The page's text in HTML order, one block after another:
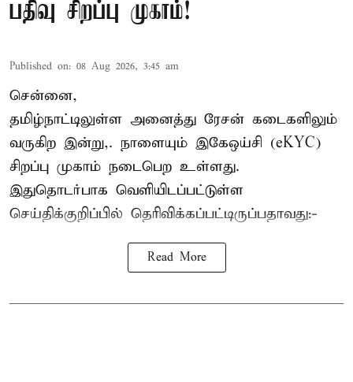
பதிவு சிறப்பு முகாம்!
Published on: 08 Aug 2026, 3:45 am
சென்னை,
தமிழ்நாட்டிலுள்ள அனைத்து ரேசன் கடைகளிலும்
வருகிற இன்று,. நாளையும் இகேஒய்சி (eKYC)
சிறப்பு முகாம் நடைபெற உள்ளது.
இதுதொடர்பாக வெளியிடப்பட்டுள்ள
செய்திக்குறிப்பில் தெரிவிக்கப்பட்டிருப்பதாவது:-
Read More